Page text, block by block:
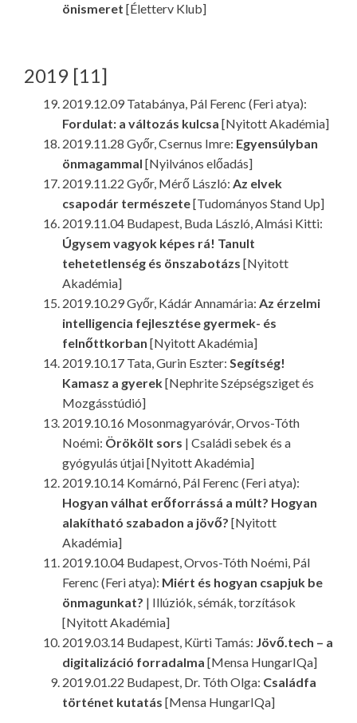
önismeret [Életterv Klub]
2019 [11]
2019.12.09 Tatabánya, Pál Ferenc (Feri atya):
Fordulat: a változás kulcsa [Nyitott Akadémia]
2019.11.28 Győr, Csernus Imre: Egyensúlyban
önmagammal [Nyilvános előadás]
2019.11.22 Győr, Mérő László: Az elvek
csapodár természete[Tudományos Stand Up]
2019.11.04 Budapest, Buda László, Almási Kitti:
Úgysem vagyok képes rá! Tanult
tehetetlenség és önszabotázs [Nyitott
Akadémia]
2019.10.29 Győr, Kádár Annamária: Az érzelmi
intelligencia fejlesztése gyermek- és
felnőttkorban [Nyitott Akadémia]
2019.10.17 Tata, Gurin Eszter: Segítség!
Kamasz a gyerek[Nephrite Szépségsziget és
Mozgásstúdió]
2019.10.16 Mosonmagyaróvár, Orvos-Tóth
Noémi: Örökölt sors | Családi sebek és a
gyógyulás útjai [Nyitott Akadémia]
2019.10.14 Komárnó, Pál Ferenc (Feri atya):
Hogyan válhat erőforrássá a múlt? Hogyan
alakítható szabadon a jövő? [Nyitott
Akadémia]
2019.10.04 Budapest, Orvos-Tóth Noémi, Pál
Ferenc (Feri atya): Miért és hogyan csapjuk be
önmagunkat? | Illúziók, sémák, torzítások
[Nyitott Akadémia]
2019.03.14 Budapest, Kürti Tamás: Jövő.tech – a
digitalizáció forradalma [Mensa HungarIQa]
2019.01.22 Budapest, Dr. Tóth Olga: Családfa
történet kutatás [Mensa HungarIQa]